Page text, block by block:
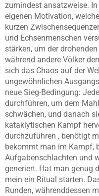
zumindest ansatzweise.
eigenen Motivation,
kurzen
und Echsenmenschen
stärken, um der
während andere Völker
sich das Chaos auf der
ungewöhnlichen
neue Sieg-Bedingung:
durchführen, um dem
schwächen, und danach
kataklytischen Kampf
durchzuführen , benötigt
bekommt man im Kampf,
Aufgabenschlachten und
generiert. Hat man genug
mein ein Ritual starten.
Runden, währenddessen